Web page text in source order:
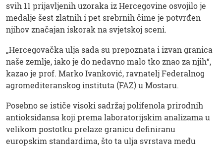
svih 11 prijavljenih uzoraka iz Hercegovine osvojilo je
medalje šest zlatnih i pet srebrnih čime je potvrđen
njihov značajan iskorak na svjetskoj sceni.
„Hercegovačka ulja sada su prepoznata i izvan granica
naše zemlje, iako je do nedavno malo tko znao za njih“,
kazao je prof. Marko Ivanković, ravnatelj Federalnog
agromediteranskog instituta (FAZ) u Mostaru.
Posebno se ističe visoki sadržaj polifenola prirodnih
antioksidansa koji prema laboratorijskim analizama u
velikom postotku prelaze granicu definiranu
europskim standardima, što ta ulja svrstava među